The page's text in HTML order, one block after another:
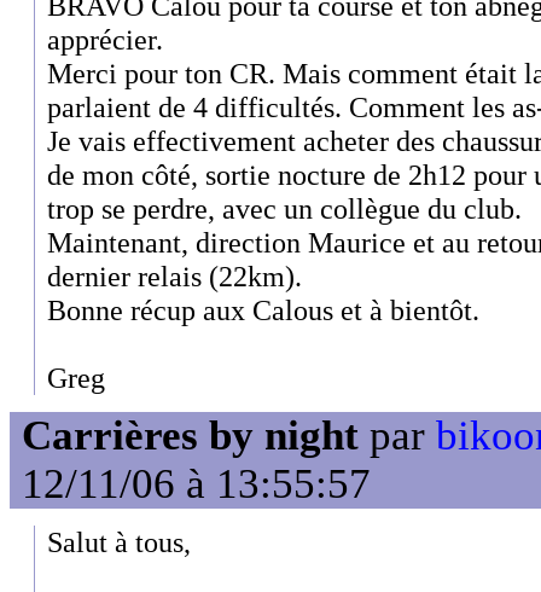
apprécier.
Merci pour ton CR. Mais comment était
parlaient de 4 difficultés. Comment les
Je vais effectivement acheter des
de mon côté, sortie nocture de 2h12 pour
trop se perdre, avec un collègue du club.
Maintenant, direction Maurice et au
dernier relais (22km).
Bonne récup aux Calous et à bientôt.
Greg
Carrières by night par
12/11/06 à 13:55:57
Salut à tous,